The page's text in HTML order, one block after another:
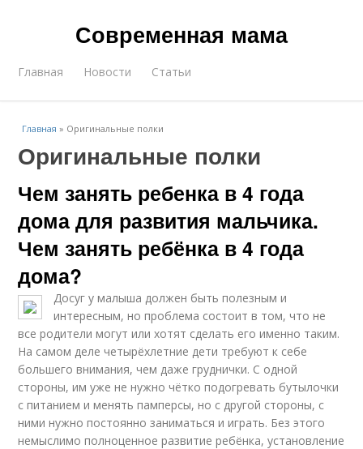
Современная мама
Главная Новости Статьи
Главная » Оригинальные полки
Оригинальные полки
Чем занять ребенка в 4 года
дома для развития мальчика.
Чем занять ребёнка в 4 года
дома?
Досуг у малыша должен быть полезным и
интересным, но проблема состоит в том, что не
все родители могут или хотят сделать его именно таким.
На самом деле четырёхлетние дети требуют к себе
большего внимания, чем даже груднички. С одной
стороны, им уже не нужно чётко подогревать бутылочки
с питанием и менять памперсы, но с другой стороны, с
ними нужно постоянно заниматься и играть. Без этого
немыслимо полноценное развитие ребёнка, установление